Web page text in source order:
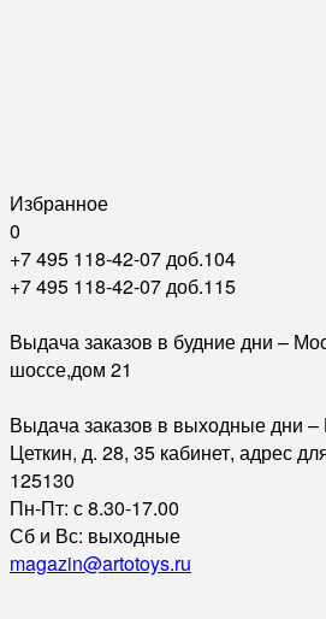
Избранное
0
+7 495 118-42-07 доб.104
+7 495 118-42-07 доб.115
Выдача заказов в будние дни –
шоссе,дом 21
Выдача заказов в выходные дни
Цеткин, д. 28, 35 кабинет, адрес
125130
Пн-Пт: с 8.30-17.00
Сб и Вс: выходные
magazin@artotoys.ru